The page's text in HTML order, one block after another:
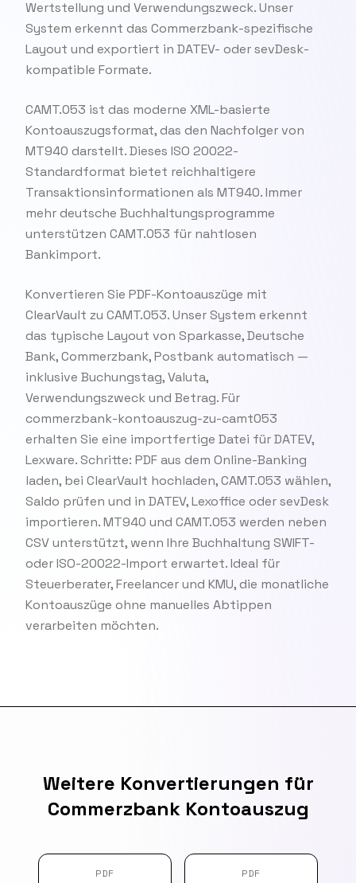
Wertstellung und Verwendungszweck. Unser
System erkennt das Commerzbank-spezifische
Layout und exportiert in DATEV- oder sevDesk-
kompatible Formate.
CAMT.053 ist das moderne XML-basierte
Kontoauszugsformat, das den Nachfolger von
MT940 darstellt. Dieses ISO 20022-
Standardformat bietet reichhaltigere
Transaktionsinformationen als MT940. Immer
mehr deutsche Buchhaltungsprogramme
unterstützen CAMT.053 für nahtlosen
Bankimport.
Konvertieren Sie PDF-Kontoauszüge mit
ClearVault zu CAMT.053. Unser System erkennt
das typische Layout von Sparkasse, Deutsche
Bank, Commerzbank, Postbank automatisch —
inklusive Buchungstag, Valuta,
Verwendungszweck und Betrag. Für
commerzbank-kontoauszug-zu-camt053
erhalten Sie eine importfertige Datei für DATEV,
Lexware. Schritte: PDF aus dem Online-Banking
laden, bei ClearVault hochladen, CAMT.053 wählen,
Saldo prüfen und in DATEV, Lexoffice oder sevDesk
importieren. MT940 und CAMT.053 werden neben
CSV unterstützt, wenn Ihre Buchhaltung SWIFT-
oder ISO-20022-Import erwartet. Ideal für
Steuerberater, Freelancer und KMU, die monatliche
Kontoauszüge ohne manuelles Abtippen
verarbeiten möchten.
Weitere Konvertierungen für
Commerzbank Kontoauszug
PDF PDF